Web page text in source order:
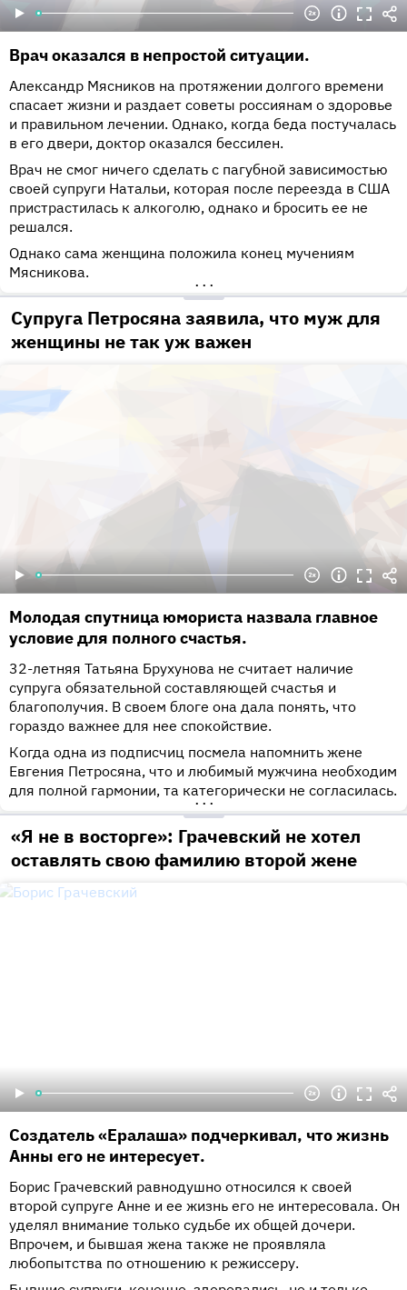
Врач оказался в непростой ситуации.
Александр Мясников на протяжении долгого времени
спасает жизни и раздает советы россиянам о здоровье
и правильном лечении. Однако, когда беда постучалась
в его двери, доктор оказался бессилен.
Врач не смог ничего сделать с пагубной зависимостью
своей супруги Натальи, которая после переезда в США
пристрастилась к алкоголю, однако и бросить ее не
решался.
Однако сама женщина положила конец мучениям
Мясникова.
•••
Супруга Петросяна заявила, что муж для
женщины не так уж важен
Молодая спутница юмориста назвала главное
условие для полного счастья.
32-летняя Татьяна Брухунова не считает наличие
супруга обязательной составляющей счастья и
благополучия. В своем блоге она дала понять, что
гораздо важнее для нее спокойствие.
Когда одна из подписчиц посмела напомнить жене
Евгения Петросяна, что и любимый мужчина необходим
для полной гармонии, та категорически не согласилась.
•••
«Я не в восторге»: Грачевский не хотел
оставлять свою фамилию второй жене
Создатель «Ералаша» подчеркивал, что жизнь
Анны его не интересует.
Борис Грачевский равнодушно относился к своей
второй супруге Анне и ее жизнь его не интересовала. Он
уделял внимание только судьбе их общей дочери.
Впрочем, и бывшая жена также не проявляла
любопытства по отношению к режиссеру.